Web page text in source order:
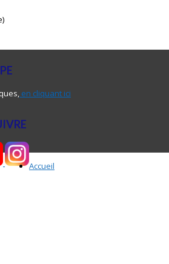
en cliquant ici
Accueil